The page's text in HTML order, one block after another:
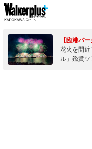
【臨港パ
花火を間
ル」鑑賞